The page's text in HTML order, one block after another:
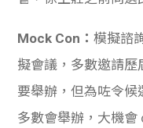
Mock Con：模擬諮
擬會議，多數邀請
要舉辦，但為咗令候
多數會舉辦，大機會